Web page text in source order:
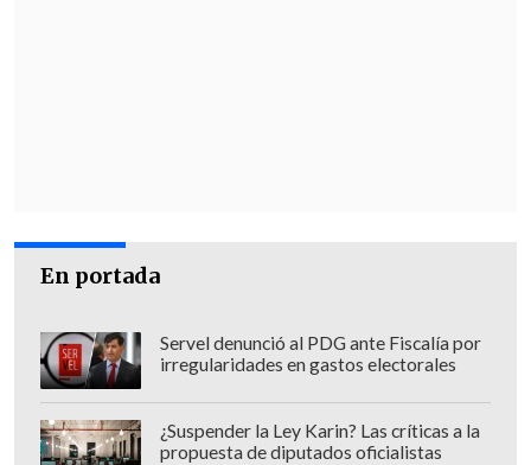
En portada
Servel denunció al PDG ante Fiscalía por
irregularidades en gastos electorales
¿Suspender la Ley Karin? Las críticas a la
propuesta de diputados oficialistas